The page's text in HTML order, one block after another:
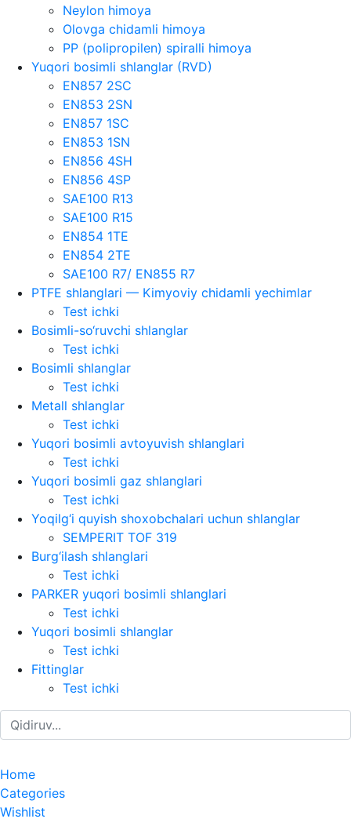
Neylon himoya
Olovga chidamli himoya
PP (polipropilen) spiralli himoya
Yuqori bosimli shlanglar (RVD)
EN857 2SC
EN853 2SN
EN857 1SC
EN853 1SN
EN856 4SH
EN856 4SP
SAE100 R13
SAE100 R15
EN854 1TE
EN854 2TE
SAE100 R7/ EN855 R7
PTFE shlanglari — Kimyoviy chidamli yechimlar
Test ichki
Bosimli-so‘ruvchi shlanglar
Test ichki
Bosimli shlanglar
Test ichki
Metall shlanglar
Test ichki
Yuqori bosimli avtoyuvish shlanglari
Test ichki
Yuqori bosimli gaz shlanglari
Test ichki
Yoqilg‘i quyish shoxobchalari uchun shlanglar
SEMPERIT TOF 319
Burg‘ilash shlanglari
Test ichki
PARKER yuqori bosimli shlanglari
Test ichki
Yuqori bosimli shlanglar
Test ichki
Fittinglar
Test ichki
Home
Categories
Wishlist